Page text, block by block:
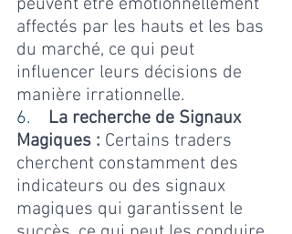
peuvent être émotionnellement
affectés par les hauts et les bas
du marché, ce qui peut
influencer leurs décisions de
manière irrationnelle.
6. La recherche de Signaux
Magiques : Certains traders
cherchent constamment des
indicateurs ou des signaux
magiques qui garantissent le